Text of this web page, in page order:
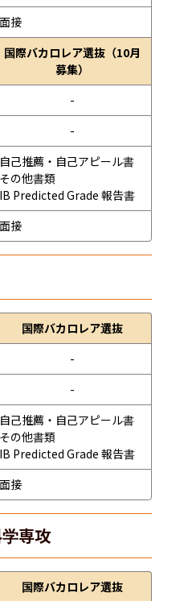
面接
国際バカロレア選抜（10月
募集）
-
-
自己推薦・自己アピール書
その他書類
IB Predicted Grade 報告書
面接
国際バカロレア選抜
-
-
自己推薦・自己アピール書
その他書類
IB Predicted Grade 報告書
面接
専攻
国際バカロレア選抜